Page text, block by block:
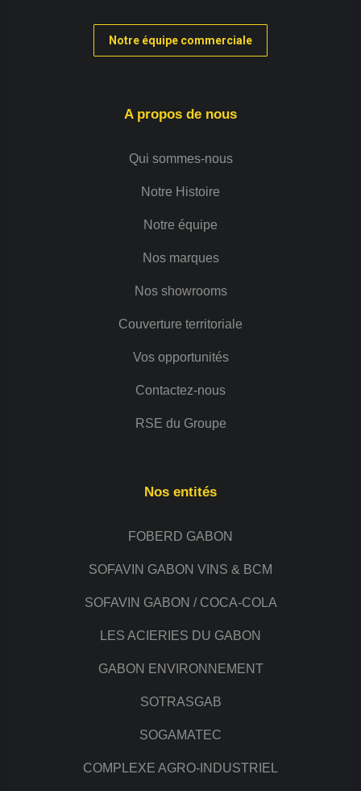
Notre équipe commerciale
A propos de nous
Qui sommes-nous
Notre Histoire
Notre équipe
Nos marques
Nos showrooms
Couverture territoriale
Vos opportunités
Contactez-nous
RSE du Groupe
Nos entités
FOBERD GABON
SOFAVIN GABON VINS & BCM
SOFAVIN GABON / COCA-COLA
LES ACIERIES DU GABON
GABON ENVIRONNEMENT
SOTRASGAB
SOGAMATEC
COMPLEXE AGRO-INDUSTRIEL